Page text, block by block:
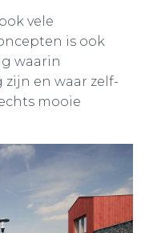
vele
is ook
waarin
en waar zelf-
mooie